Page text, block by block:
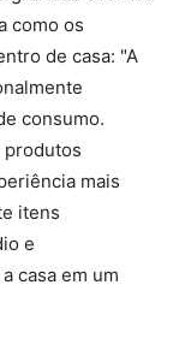
como os
de casa: "A
consumo.
produtos
mais
itens
e
casa em um